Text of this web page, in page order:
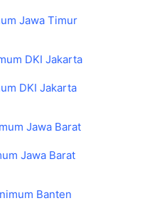
Jawa Timur
DKI Jakarta
Jawa Barat